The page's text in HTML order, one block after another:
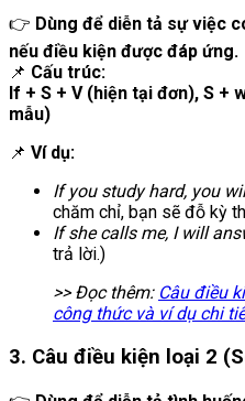
👉 Dùng để diễn tả sự việc
nếu điều kiện được đáp ứng.
📌 Cấu trúc:
If + S + V (hiện tại đơn), S +
mẫu)
📌 Ví dụ:
If you study hard, you
chăm chỉ, bạn sẽ đỗ kỳ
If she calls me, I will
trả lời.)
>> Đọc thêm: Câu điều
công thức và ví dụ chi
3. Câu điều kiện loại 2